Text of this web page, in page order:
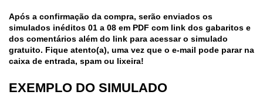
Após a confirmação da compra, serão enviados os
simulados inéditos 01 a 08 em PDF com link dos gabaritos e
dos comentários além do link para acessar o simulado
gratuito. Fique atento(a), uma vez que o e-mail pode parar na
caixa de entrada, spam ou lixeira!
EXEMPLO DO SIMULADO